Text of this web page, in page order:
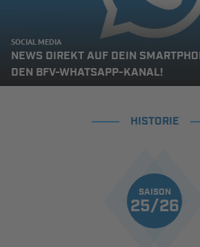
SOCIAL MEDIA
NEWS DIREKT AUF DEIN
DEN BFV-WHATSAPP-KANAL!
HISTORIE
SAISON
25/26